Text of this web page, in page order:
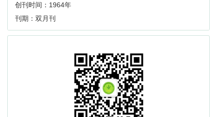
创刊时间：1964年
刊期：双月刊